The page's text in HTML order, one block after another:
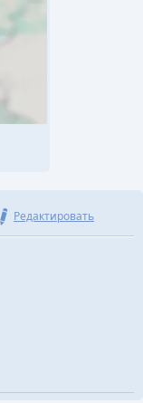
Редактировать